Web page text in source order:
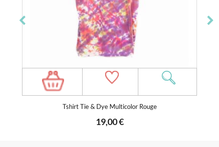
Tshirt Tie & Dye Multicolor Rouge
19,00 €